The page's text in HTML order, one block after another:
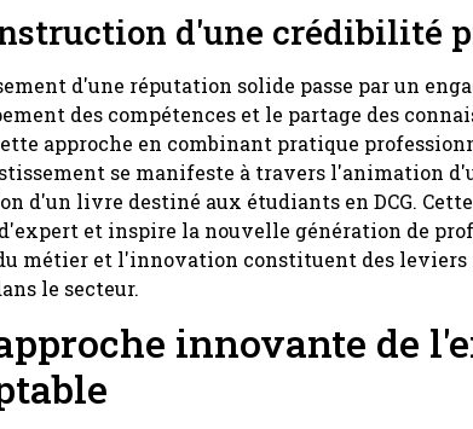
d'une crédibilité
d'une réputation solide passe par un
des compétences et le partage des
approche en combinant pratique
se manifeste à travers l'animation
d'un livre destiné aux étudiants en DCG.
et inspire la nouvelle génération de
métier et l'innovation constituent des leviers
le secteur.
innovante de